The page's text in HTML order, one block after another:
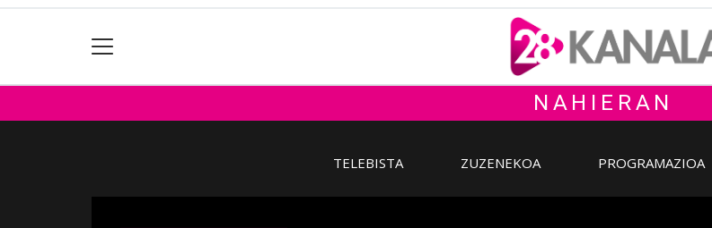
NAHIERAN
TELEBISTA ZUZENEKOA PROGRAMAZIOA